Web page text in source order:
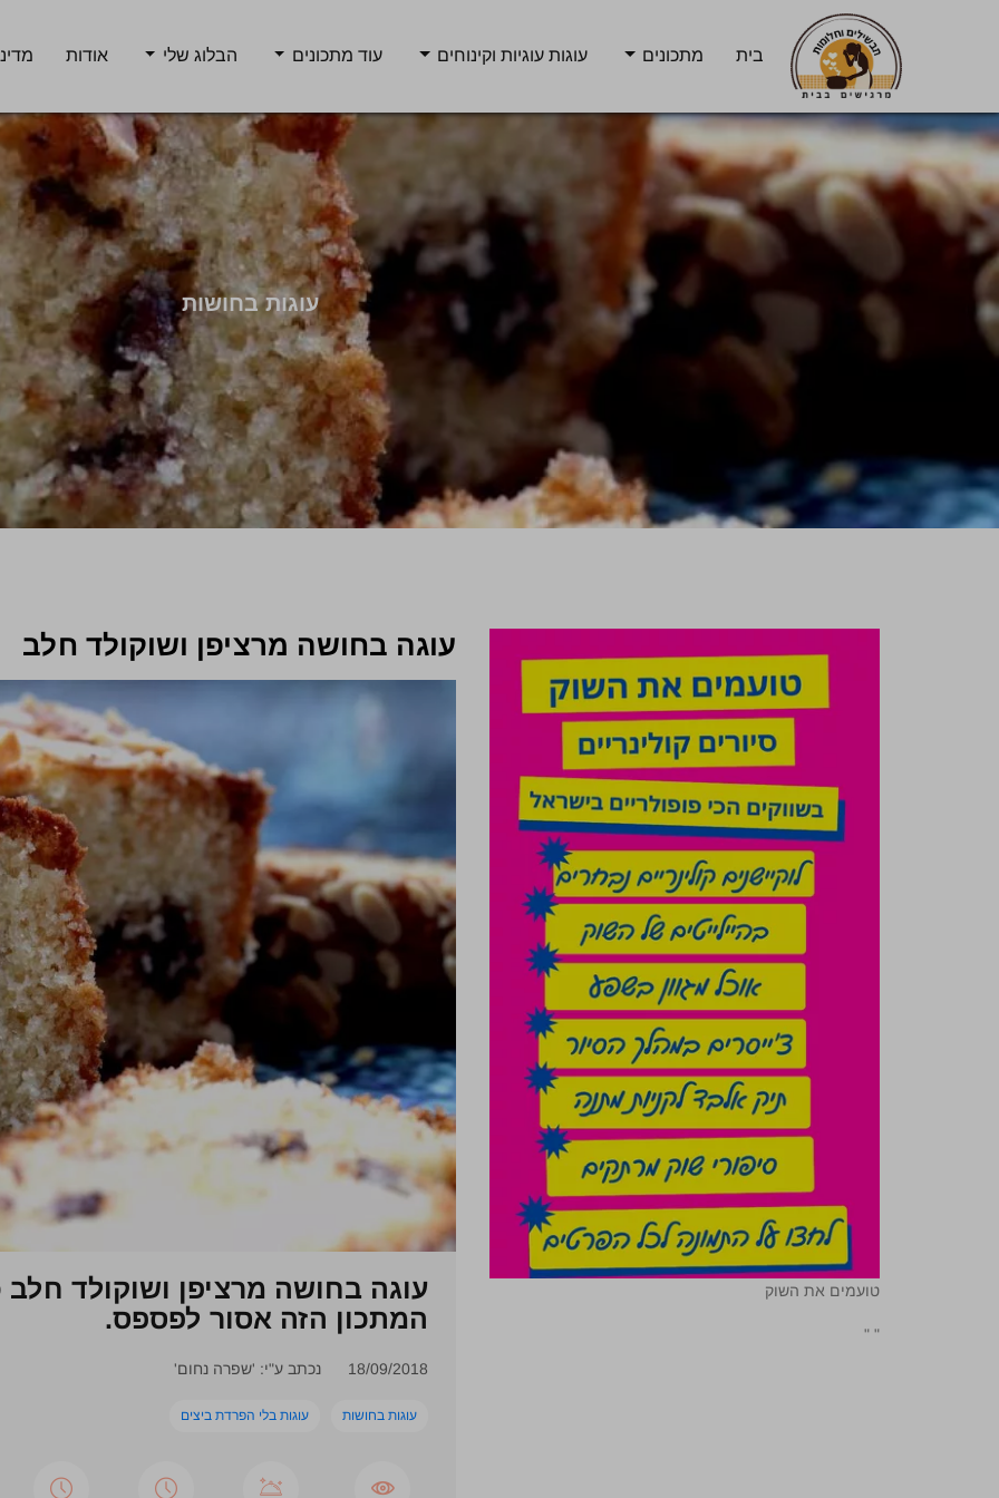
בית מתכונים עוגות עוגיות וקינוחים עוד מתכונים הבלוג שלי אודות
עוגות בחושות
טועמים את השוק
"
"
עוגה בחושה מרציפן ושוקולד חלב
עוגה בחושה מרציפן ושוקולד
המתכון הזה אסור לפספס.
18/09/2018 נכתב ע"י: 'שפרה נחום'
עוגות בחושות עוגות בלי הפרדת ביצים